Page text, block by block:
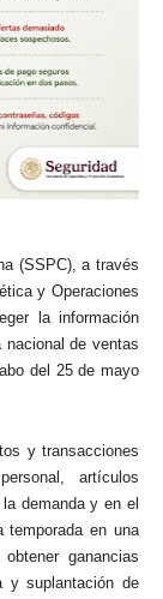
(SSPC), a través
y Operaciones
la información
de ventas
del 25 de mayo
y transacciones
artículos
demanda y en el
temporada en una
ganancias
y suplantación de